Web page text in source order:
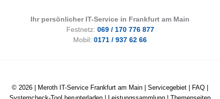
Ihr persönlicher IT-Service in Frankfurt am Main
Festnetz: 069 / 170 776 877
Mobil: 0171 / 937 62 66
© 2026 | Meroth IT-Service Frankfurt am Main Servicegebiet FAQ